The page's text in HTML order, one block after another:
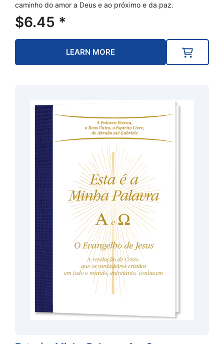
caminho do amor a Deus e ao próximo e da paz.
$6.45 *
LEARN MORE